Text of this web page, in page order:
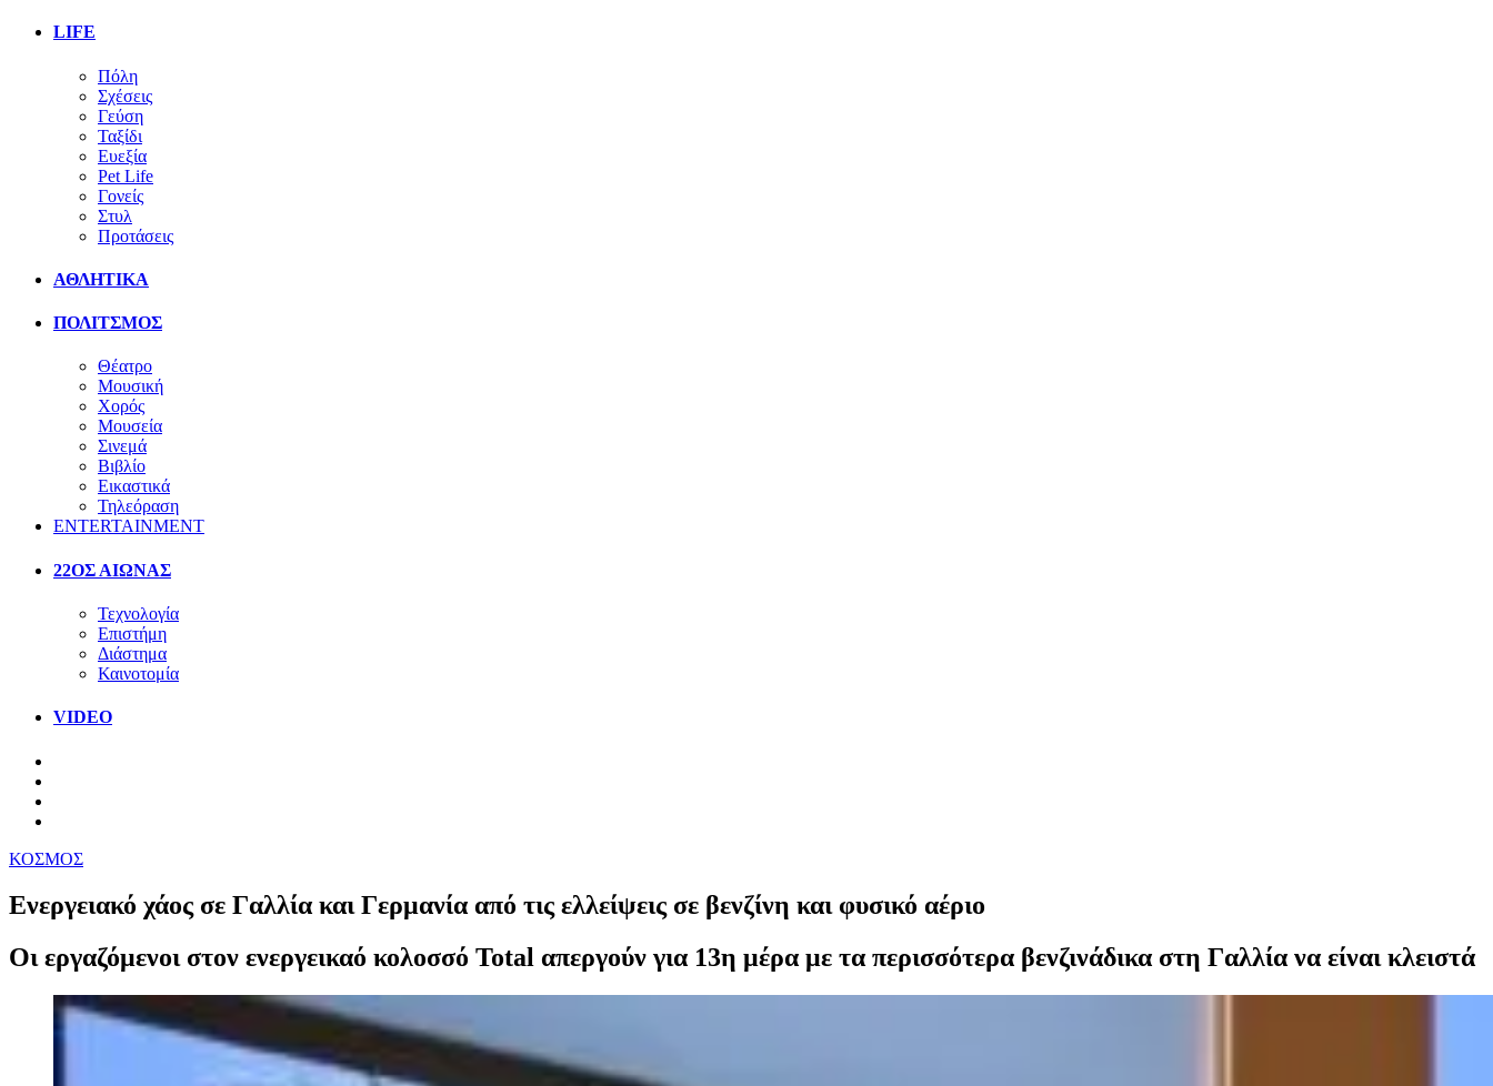
LIFE
Πόλη
Σχέσεις
Γεύση
Ταξίδι
Ευεξία
Pet Life
Γονείς
Στυλ
Προτάσεις
ΑΘΛΗΤΙΚΑ
ΠΟΛΙΤΣΜΟΣ
Θέατρο
Μουσική
Χορός
Μουσεία
Σινεμά
Βιβλίο
Εικαστικά
Τηλεόραση
ENTERTAINMENT
22ΟΣ ΑΙΩΝΑΣ
Τεχνολογία
Επιστήμη
Διάστημα
Καινοτομία
VIDEO
ΚΟΣΜΟΣ
Ενεργειακό χάος σε Γαλλία και Γερμανία από τις ελλείψεις σε βενζίνη και φυσικό αέριο
Οι εργαζόμενοι στον ενεργεικαό κολοσσό Total απεργούν για 13η μέρα με τα περισσότερα βενζινάδικα στη Γαλλία να είναι κλειστά